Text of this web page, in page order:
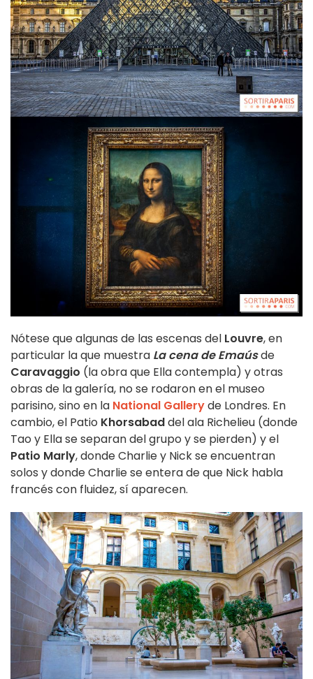
Nótese que algunas de las escenas del Louvre, en
particular la que muestra La cena de Emaúsde
Caravaggio (la obra que Ella contempla) y otras
obras de la galería, no se rodaron en el museo
parisino, sino en la National Galleryde Londres. En
cambio, el Patio Khorsabaddelala Richelieu (donde
Tao y Ella se separan del grupo y se pierden) y el
Patio Marly, donde Charlie y Nick se encuentran
solos y donde Charlie se entera de que Nick habla
francés con fluidez, sí aparecen.